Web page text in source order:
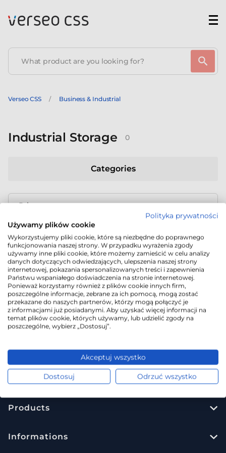
Verseo CSS Business & Industrial
Industrial Storage 0
Categories
Price range
By default
No products that meet the criteria
Verseo CSS
Products
Informations
Polityka prywatności
Używamy plików cookie
Wykorzystujemy pliki cookie, które są niezbędne do poprawnego
funkcjonowania naszej strony. W przypadku wyrażenia zgody
używamy inne pliki cookie, które możemy zamieścić w celu analizy
danych dotyczących odwiedzających, ulepszenia naszej strony
internetowej, pokazania spersonalizowanych treści i zapewnienia
Państwu wspaniałego doświadczenia na stronie internetowej.
Ponieważ korzystamy również z plików cookie innych firm,
poszczególne informacje, zebrane za ich pomocą, mogą zostać
przekazane do naszych partnerów, którzy mogą połączyć je
z informacjami już posiadanymi. Aby uzyskać więcej informacji na
temat plików cookie, których używamy, lub udzielić zgody na
poszczególne, wybierz „Dostosuj”.
Akceptuj wszystko
Dostosuj Odrzuć wszystko